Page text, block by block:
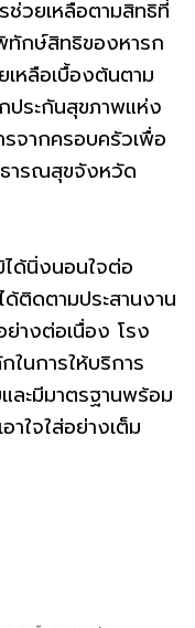
ช่วยเหลือตามสิทธิที่
กษ์สิทธิของหารก
หลือเบื้องต้นตาม
ระกันสุขภาพแห่ง
จากครอบครัวเพื่อ
ธารณสุขจังหวัด
ด้นิ่งนอนใจต่อ
ติดตามประสานงาน
างต่อเนื่อง โรง
นการให้บริการ
ะมีมาตรฐานพร้อม
ใจใส่อย่างเต็ม